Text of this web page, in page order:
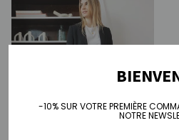
-10% SUR VOTRE PREMIÈRE
NOTRE